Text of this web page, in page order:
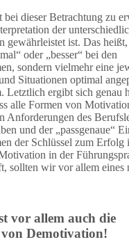
dieser Betrachtung zu
der
gewährleistet ist. Das
oder „besser“ bei den
sondern vielmehr eine
Situationen optimal
Letztlich ergibt sich genau
alle Formen von
Anforderungen des
und der „passgenaue“
der Schlüssel zum Erfolg
in der
sollten wir vor allem eines
vor allem auch die
Demotivation!